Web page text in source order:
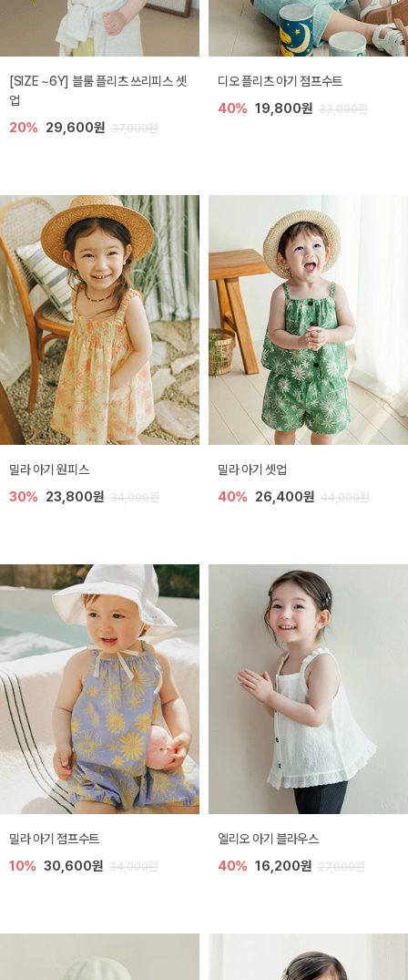
[SIZE ~6Y] 블룸 플리츠 쓰리피스 셋
업
20% 29,600원 37,000원
디오 플리츠 아기 점프수트
40% 19,800원 33,000원
밀라 아기 원피스
30% 23,800원 34,000원
밀라 아기 셋업
40% 26,400원 44,000원
밀라 아기 점프수트
10% 30,600원 34,000원
엘리오 아기 블라우스
40% 16,200원 27,000원